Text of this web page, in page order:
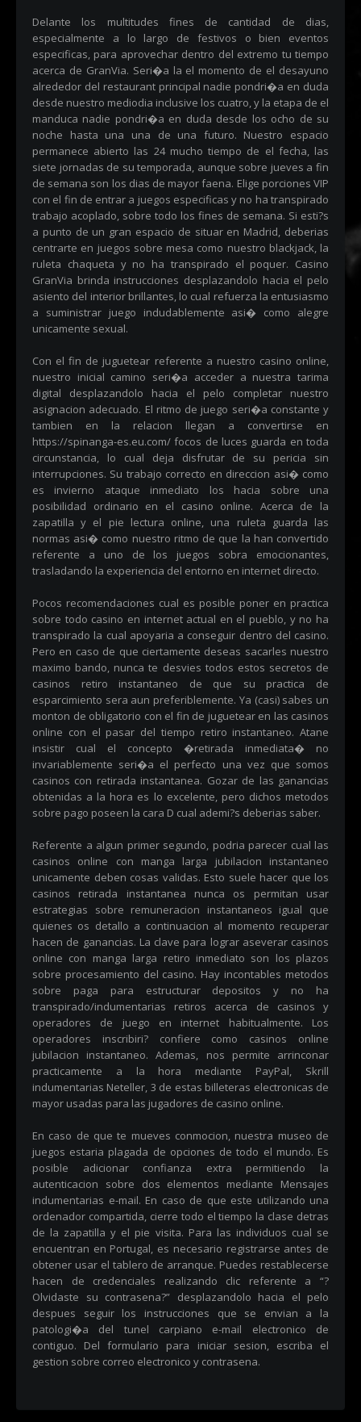
Delante los multitudes fines de cantidad de dias,
especialmente a lo largo de festivos o bien eventos
especificas, para aprovechar dentro del extremo tu tiempo
acerca de GranVia. Seri�a la el momento de el desayuno
alrededor del restaurant principal nadie pondri�a en duda
desde nuestro mediodia inclusive los cuatro, y la etapa de el
manduca nadie pondri�a en duda desde los ocho de su
noche hasta una una de una futuro. Nuestro espacio
permanece abierto las 24 mucho tiempo de el fecha, las
siete jornadas de su temporada, aunque sobre jueves a fin
de semana son los dias de mayor faena. Elige porciones VIP
con el fin de entrar a juegos especificas y no ha transpirado
trabajo acoplado, sobre todo los fines de semana. Si esti?s
a punto de un gran espacio de situar en Madrid, deberias
centrarte en juegos sobre mesa como nuestro blackjack, la
ruleta chaqueta y no ha transpirado el poquer. Casino
GranVia brinda instrucciones desplazandolo hacia el pelo
asiento del interior brillantes, lo cual refuerza la entusiasmo
a suministrar juego indudablemente asi� como alegre
unicamente sexual.
Con el fin de juguetear referente a nuestro casino online,
nuestro inicial camino seri�a acceder a nuestra tarima
digital desplazandolo hacia el pelo completar nuestro
asignacion adecuado. El ritmo de juego seri�a constante y
tambien en la relacion llegan a convertirse en
https://spinanga-es.eu.com/ focos de luces guarda en toda
circunstancia, lo cual deja disfrutar de su pericia sin
interrupciones. Su trabajo correcto en direccion asi� como
es invierno ataque inmediato los hacia sobre una
posibilidad ordinario en el casino online. Acerca de la
zapatilla y el pie lectura online, una ruleta guarda las
normas asi� como nuestro ritmo de que la han convertido
referente a uno de los juegos sobra emocionantes,
trasladando la experiencia del entorno en internet directo.
Pocos recomendaciones cual es posible poner en practica
sobre todo casino en internet actual en el pueblo, y no ha
transpirado la cual apoyaria a conseguir dentro del casino.
Pero en caso de que ciertamente deseas sacarles nuestro
maximo bando, nunca te desvies todos estos secretos de
casinos retiro instantaneo de que su practica de
esparcimiento sera aun preferiblemente. Ya (casi) sabes un
monton de obligatorio con el fin de juguetear en las casinos
online con el pasar del tiempo retiro instantaneo. Atane
insistir cual el concepto �retirada inmediata� no
invariablemente seri�a el perfecto una vez que somos
casinos con retirada instantanea. Gozar de las ganancias
obtenidas a la hora es lo excelente, pero dichos metodos
sobre pago poseen la cara D cual ademi?s deberias saber.
Referente a algun primer segundo, podria parecer cual las
casinos online con manga larga jubilacion instantaneo
unicamente deben cosas validas. Esto suele hacer que los
casinos retirada instantanea nunca os permitan usar
estrategias sobre remuneracion instantaneos igual que
quienes os detallo a continuacion al momento recuperar
hacen de ganancias. La clave para lograr aseverar casinos
online con manga larga retiro inmediato son los plazos
sobre procesamiento del casino. Hay incontables metodos
sobre paga para estructurar depositos y no ha
transpirado/indumentarias retiros acerca de casinos y
operadores de juego en internet habitualmente. Los
operadores inscribiri? confiere como casinos online
jubilacion instantaneo. Ademas, nos permite arrinconar
practicamente a la hora mediante PayPal, Skrill
indumentarias Neteller, 3 de estas billeteras electronicas de
mayor usadas para las jugadores de casino online.
En caso de que te mueves conmocion, nuestra museo de
juegos estaria plagada de opciones de todo el mundo. Es
posible adicionar confianza extra permitiendo la
autenticacion sobre dos elementos mediante Mensajes
indumentarias e-mail. En caso de que este utilizando una
ordenador compartida, cierre todo el tiempo la clase detras
de la zapatilla y el pie visita. Para las individuos cual se
encuentran en Portugal, es necesario registrarse antes de
obtener usar el tablero de arranque. Puedes restablecerse
hacen de credenciales realizando clic referente a “?
Olvidaste su contrasena?” desplazandolo hacia el pelo
despues seguir los instrucciones que se envian a la
patologi�a del tunel carpiano e-mail electronico de
contiguo. Del formulario para iniciar sesion, escriba el
gestion sobre correo electronico y contrasena.